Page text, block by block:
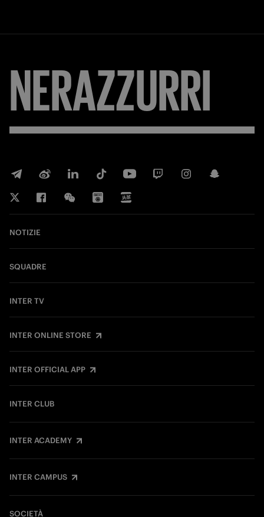
NERAZZURRI
NOTIZIE
SQUADRE
INTER TV
INTER ONLINE STORE
INTER OFFICIAL APP
INTER CLUB
INTER ACADEMY
INTER CAMPUS
SOCIETÀ